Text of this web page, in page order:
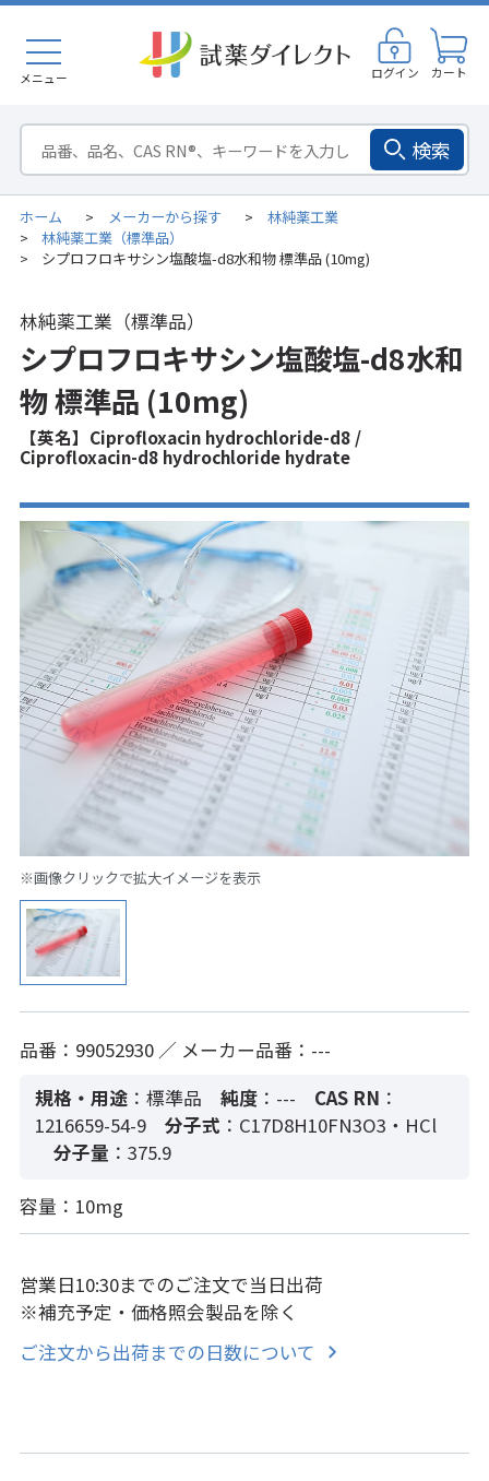
メニュー ログイン カート
検索
ホーム > メーカーから探す > 林純薬工業
> 林純薬工業（標準品）
> シプロフロキサシン塩酸塩-d8水和物 標準品 (10mg)
林純薬工業（標準品）
シプロフロキサシン塩酸塩-d8水和
物 標準品 (10mg)
【英名】Ciprofloxacin hydrochloride-d8 /
Ciprofloxacin-d8 hydrochloride hydrate
※画像クリックで拡大イメージを表示
品番：99052930 ／ メーカー品番：---
規格・用途 ：標準品 純度：--- CAS RN ：
1216659-54-9
分子式 ：C17D8H10FN3O3・HCl
分子量 ：375.9
容量：10mg
営業日10:30までのご注文で当日出荷
※補充予定・価格照会製品を除く
ご注文から出荷までの日数について